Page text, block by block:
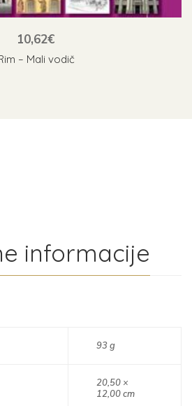
– Mali vodič
10,62€
informacije
93 g
20,50 ×
12,00 cm